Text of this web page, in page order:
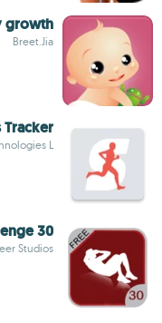
growth
Breet.Jia
Tracker
L
30 Day Ab Challenge
Studios